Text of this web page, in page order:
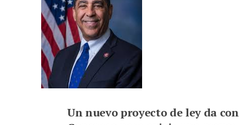
Un nuevo proyecto de ley da